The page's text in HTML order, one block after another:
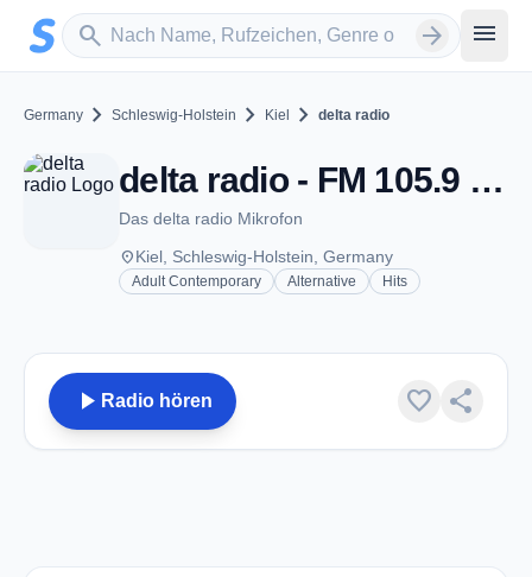
Zum Hauptinhalt springen
search
Sender suchen arrow_forward menu
Germany chevron_right Schleswig-Holstein chevron_right Kiel chevron_right delta radio
delta radio - FM 105.9 - Kiel
Das delta radio Mikrofon
placeKiel, Schleswig-Holstein, Germany
Adult Contemporary Alternative Hits
play_arrow Radio hören favorite share